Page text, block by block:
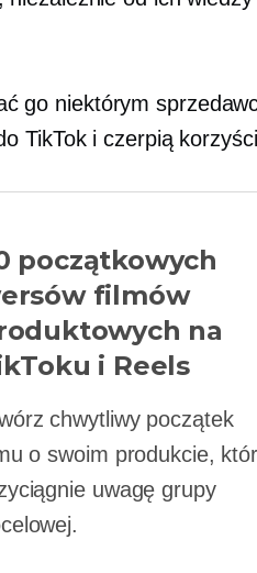
go niektórym
TikTok i czerpią
początkowych
filmów
na
i Reels
chwytliwy początek
o swoim produkcie,
uwagę grupy